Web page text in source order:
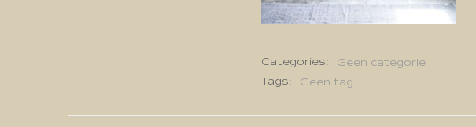
Categories:
Geen categorie
Tags:
Geen tag